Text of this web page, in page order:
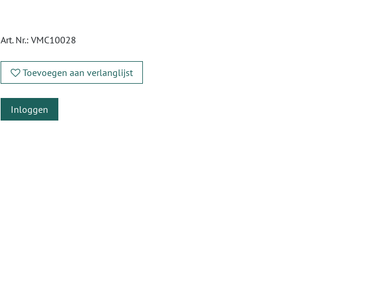
Art. Nr.: VMC10028
Toevoegen aan verlanglijst
Inloggen